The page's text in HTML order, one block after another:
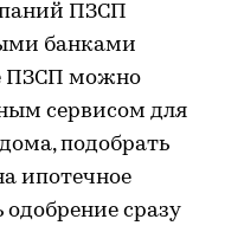
ПЗСП
банками
ПЗСП можно
сервисом для
подобрать
ипотечное
сразу